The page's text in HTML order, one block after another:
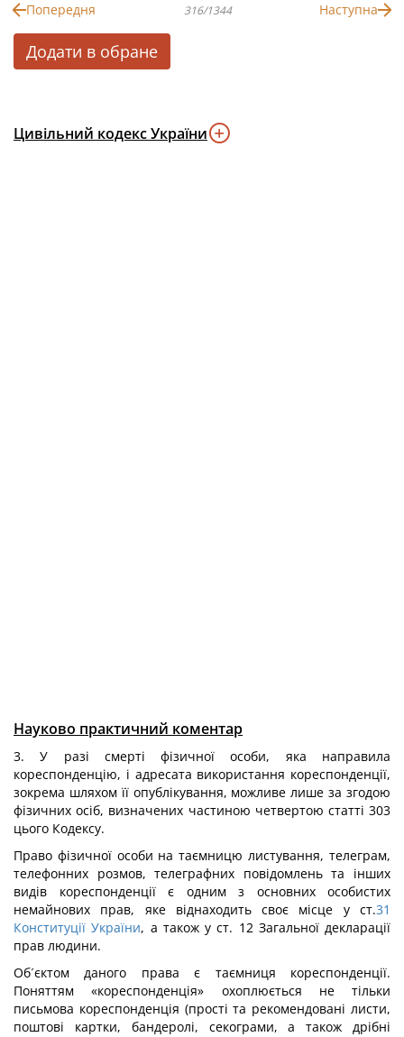
Попередня 316/1344 Наступна
Додати в обране
Цивільний кодекс України
Науково практичний коментар
3. У разі смерті фізичної особи, яка направила
кореспонденцію, і адресата використання кореспонденції,
зокрема шляхом її опублікування, можливе лише за згодою
фізичних осіб, визначених частиною четвертою статті 303
цього Кодексу.
Право фізичної особи на таємницю листування, телеграм,
телефонних розмов, телеграфних повідомлень та інших
видів кореспонденції є одним з основних особистих
немайнових прав, яке віднаходить своє місце у ст.31
Конституції України, а також у ст. 12 Загальної декларації
прав людини.
Об´єктом даного права є таємниця кореспонденції.
Поняттям «кореспонденція» охоплюється не тільки
письмова кореспонденція (прості та рекомендовані листи,
поштові картки, бандеролі, секограми, а також дрібні